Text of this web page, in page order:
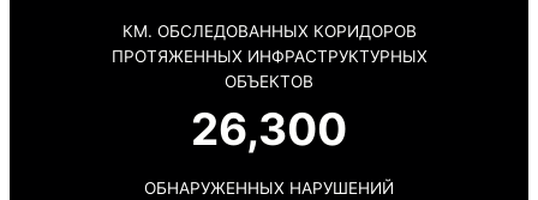
КМ. ОБСЛЕДОВАННЫХ КОРИДОРОВ
ПРОТЯЖЕННЫХ ИНФРАСТРУКТУРНЫХ
ОБЪЕКТОВ
26,300
ОБНАРУЖЕННЫХ НАРУШЕНИЙ